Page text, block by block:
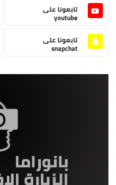
تابعونا على
youtube
تابعونا على
snapchat